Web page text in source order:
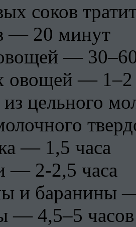
соков
— 20 минут
—
овощей — 1–2
из цельного
— 1,5 часа
— 2-2,5 часа
и баранины
— 4,5–5 часов